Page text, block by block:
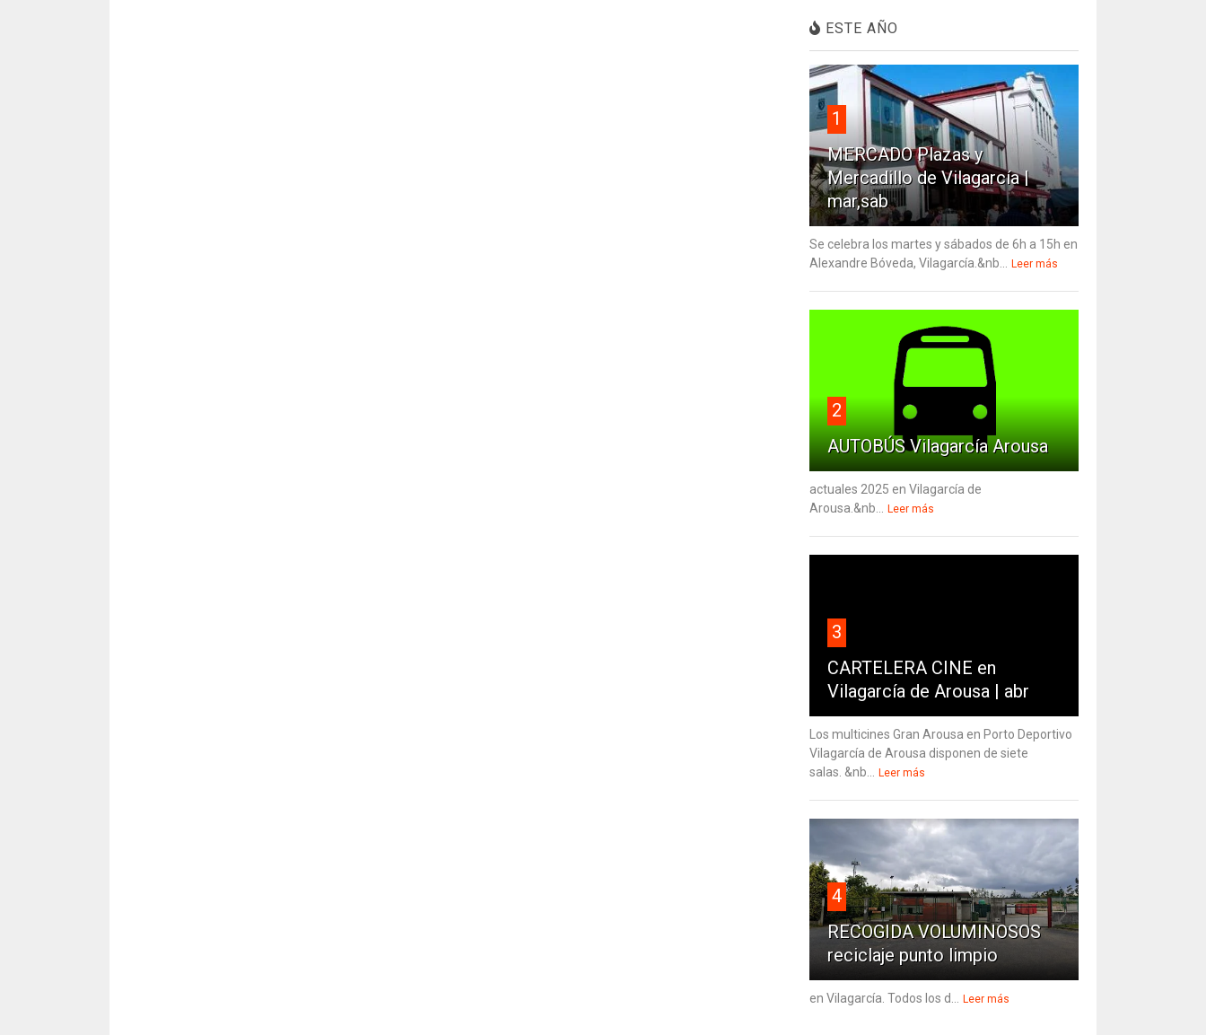
ESTE AÑO
1
MERCADO Plazas y
Mercadillo de Vilagarcía |
mar,sab
Se celebra los martes y sábados de 6h a 15h en
Alexandre Bóveda, Vilagarcía.&nb...
Leer más
2
AUTOBÚS Vilagarcía Arousa
actuales 2025 en Vilagarcía de
Arousa.&nb...
Leer más
3
CARTELERA CINE en
Vilagarcía de Arousa | abr
Los multicines Gran Arousa en Porto Deportivo
Vilagarcía de Arousa disponen de siete
salas. &nb...
Leer más
4
RECOGIDA VOLUMINOSOS
reciclaje punto limpio
en Vilagarcía. Todos los d... Leer más